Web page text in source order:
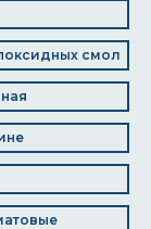
смол